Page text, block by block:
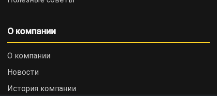
О компании
О компании
Новости
История компании